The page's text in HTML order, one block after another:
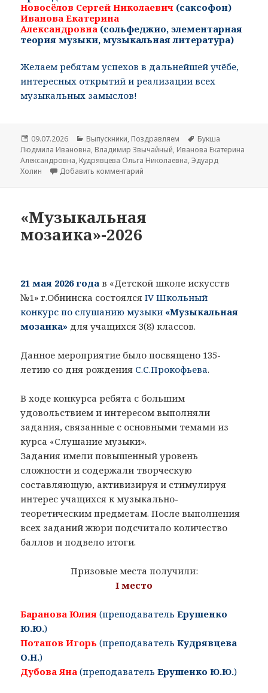
Новосёлов Сергей Николаевич (саксофон)
Иванова Екатерина
Александровна (сольфеджио, элементарная
теория музыки, музыкальная литература)
Желаем ребятам успехов в дальнейшей учёбе,
интересных открытий и реализации всех
музыкальных замыслов!
Опубликовано
09.07.2026 Рубрики
Выпускники, Поздравляем Метки
Букша
Людмила Ивановна, Владимир Звычайный, Иванова Екатерина
Александровна, Кудрявцева Ольга Николаевна,Эдуард
Холин
Добавить комментарий
«Музыкальная
мозаика»-2026
21 мая 2026 года в «Детской школе искусств
№1» г.Обнинска состоялсяIV Школьный
конкурс по слушанию музыки «Музыкальная
мозаика» для учащихся 3(8) классов.
Данное мероприятие было посвящено 135-
летию со дня рождения С.С.Прокофьева.
В ходе конкурса ребята с большим
удовольствием и интересом выполняли
задания, связанные с основными темами из
курса «Слушание музыки».
Задания имели повышенный уровень
сложности и содержали творческую
составляющую, активизируя и стимулируя
интерес учащихся к музыкально-
теоретическим предметам. После выполнения
всех заданий жюри подсчитало количество
баллов и подвело итоги.
Призовые места получили:
I место
Баранова Юлия (преподавательЕрушенко
Ю.Ю.)
Потапов Игорь (преподавательКудрявцева
О.Н.)
Дубова Яна (преподавательЕрушенко Ю.Ю.)